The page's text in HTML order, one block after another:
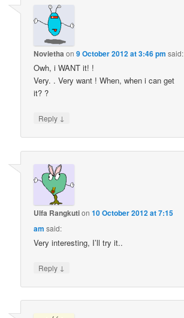
Novietha on9 October 2012 at 3:46 pm said:
Owh, i WANT it! !
Very. . Very want ! When, when i can get
it? ?
Reply ↓
Ulfa Rangkution10 October 2012 at 7:15
am said:
Very interesting, I’ll try it..
Reply ↓